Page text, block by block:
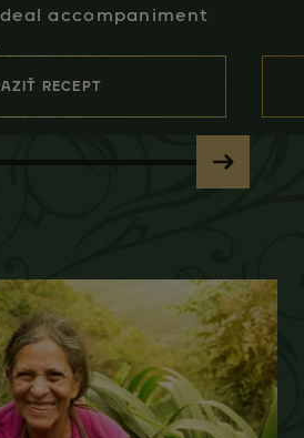
accompaniment
RECEPT